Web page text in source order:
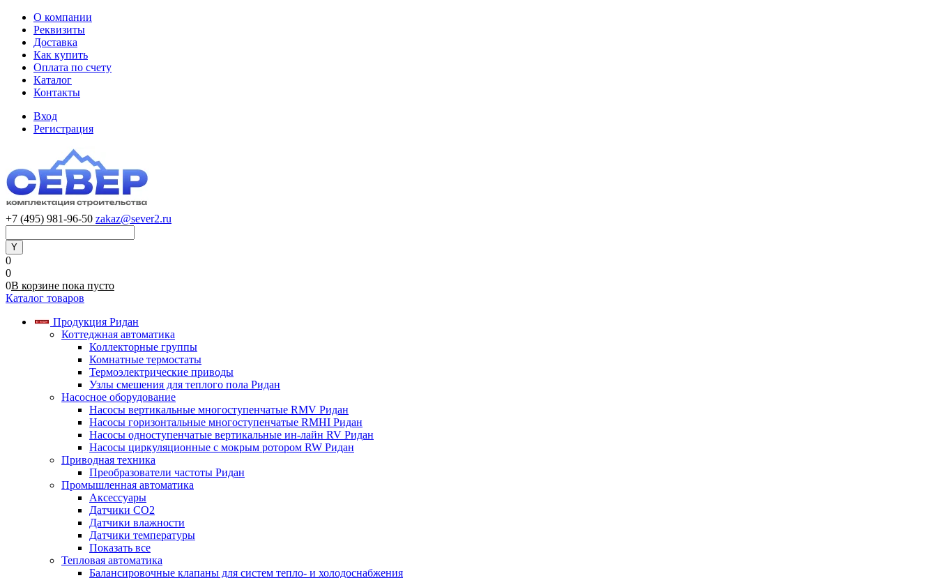
О компании
Реквизиты
Доставка
Как купить
Оплата по счету
Каталог
Контакты
Вход
Регистрация
+7 (495) 981-96-50 zakaz@sever2.ru
0
0
0В корзине пока пусто
Каталог товаров
Продукция Ридан
Коттеджная автоматика
Коллекторные группы
Комнатные термостаты
Термоэлектрические приводы
Узлы смешения для теплого пола Ридан
Насосное оборудование
Насосы вертикальные многоступенчатые RMV Ридан
Насосы горизонтальные многоступенчатые RMHI Ридан
Насосы одноступенчатые вертикальные ин-лайн RV Ридан
Насосы циркуляционные с мокрым ротором RW Ридан
Приводная техника
Преобразователи частоты Ридан
Промышленная автоматика
Аксессуары
Датчики CO2
Датчики влажности
Датчики температуры
Показать все
Тепловая автоматика
Балансировочные клапаны для систем тепло- и холодоснабжения